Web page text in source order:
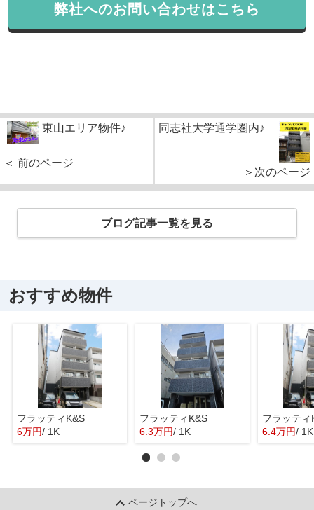
弊社へのお問い合わせはこちら
東山エリア物件♪
＜ 前のページ
同志社大学通学圏内♪
＞次のページ
ブログ記事一覧を見る
おすすめ物件
フラッティK&S
6万円/ 1K
フラッティK&S
6.3万円/ 1K
フラッティ
6.4万円/ 1K
ページトップへ